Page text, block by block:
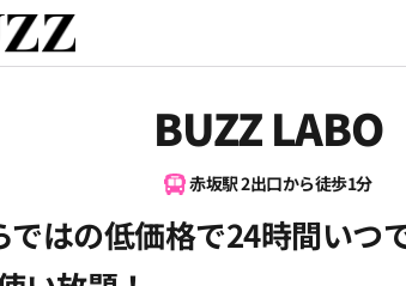
BUZZ LABO
赤坂駅 2出口から徒歩1分
ではの低価格で24時間いつ